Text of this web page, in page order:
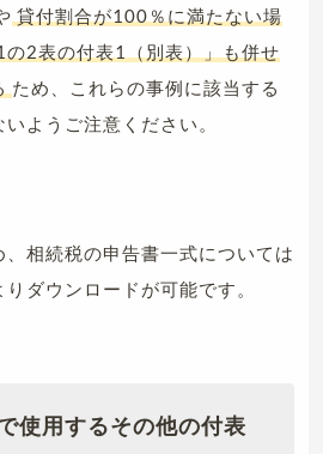
貸付割合が100％に満たない場
の2表の付表1（別表）」も併せ
ため、これらの事例に該当する
ようご注意ください。
相続税の申告書一式については
りダウンロードが可能です。
使用するその他の付表